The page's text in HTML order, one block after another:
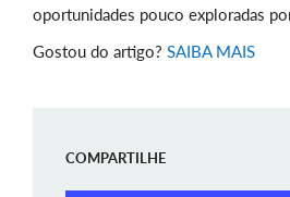
oportunidades pouco exploradas
Gostou do artigo? SAIBA MAIS
COMPARTILHE